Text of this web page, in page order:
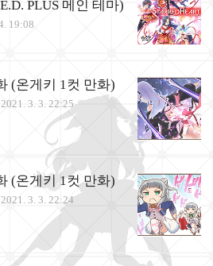
PLUS 메인 테마)
19:08
(온게키 1컷 만화)
2021. 3. 3. 22:25
(온게키 1컷 만화)
2021. 3. 3. 22:24